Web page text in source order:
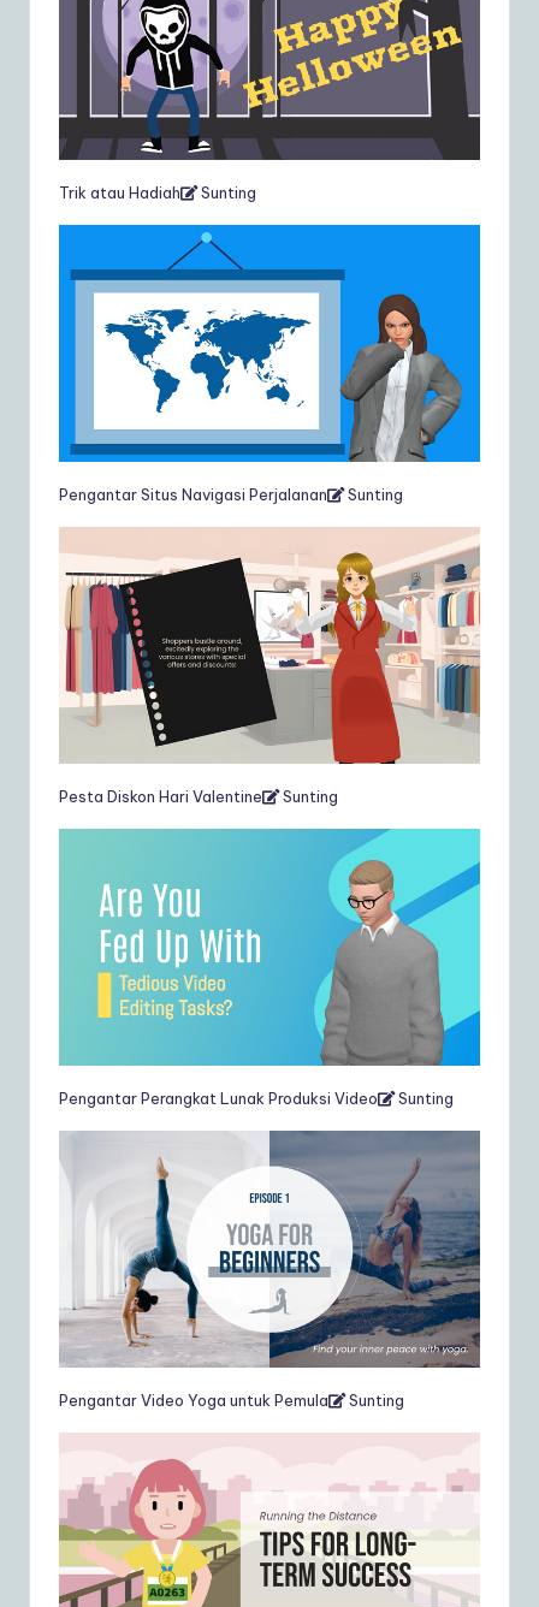
Trik atau Hadiah Sunting
Pengantar Situs Navigasi Perjalanan Sunting
Pesta Diskon Hari Valentine Sunting
Pengantar Perangkat Lunak Produksi Video Sunting
Pengantar Video Yoga untuk Pemula Sunting